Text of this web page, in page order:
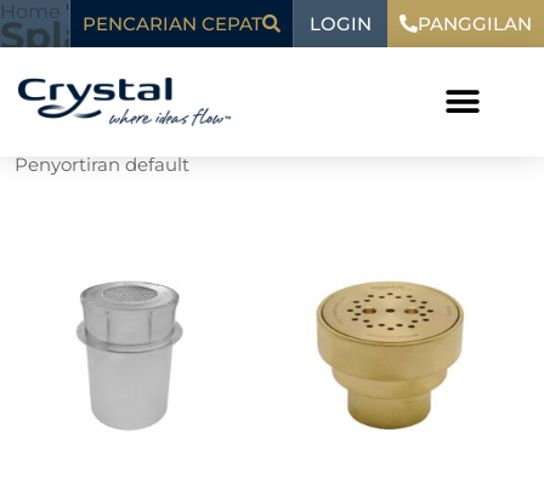
konten
Loncat
ke
PENCARIAN CEPAT LOGIN PANGGILAN
Home " Splash Pad
Splash Pad
Menampilkan semua 19 hasil